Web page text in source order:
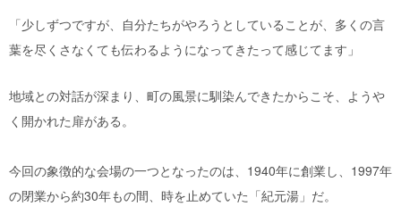
「少しずつですが、自分たちがやろうとしていることが、多くの言
葉を尽くさなくても伝わるようになってきたって感じてます」
地域との対話が深まり、町の風景に馴染んできたからこそ、ようや
く開かれた扉がある。
今回の象徴的な会場の一つとなったのは、1940年に創業し、1997年
の閉業から約30年もの間、時を止めていた「紀元湯」だ。